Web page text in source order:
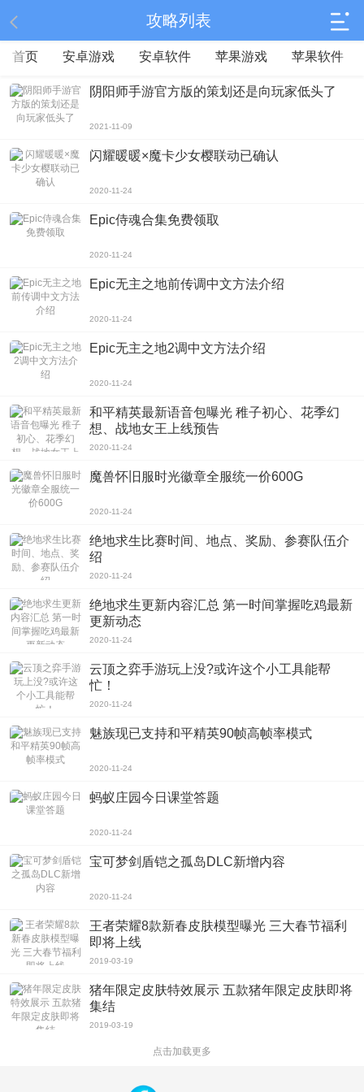
攻略列表
首页 安卓游戏 安卓软件 苹果游戏 苹果软件
阴阳师手游官方版的策划还是向玩家低头了
2021-11-09
闪耀暖暖×魔卡少女樱联动已确认
2020-11-24
Epic侍魂合集免费领取
2020-11-24
Epic无主之地前传调中文方法介绍
2020-11-24
Epic无主之地2调中文方法介绍
2020-11-24
和平精英最新语音包曝光 稚子初心、花季幻
想、战地女王上线预告
2020-11-24
魔兽怀旧服时光徽章全服统一价600G
2020-11-24
绝地求生比赛时间、地点、奖励、参赛队伍介
绍
2020-11-24
绝地求生更新内容汇总 第一时间掌握吃鸡最新
更新动态
2020-11-24
云顶之弈手游玩上没?或许这个小工具能帮
忙！
2020-11-24
魅族现已支持和平精英90帧高帧率模式
2020-11-24
蚂蚁庄园今日课堂答题
2020-11-24
宝可梦剑盾铠之孤岛DLC新增内容
2020-11-24
王者荣耀8款新春皮肤模型曝光 三大春节福利
即将上线
2019-03-19
猪年限定皮肤特效展示 五款猪年限定皮肤即将
集结
2019-03-19
点击加载更多